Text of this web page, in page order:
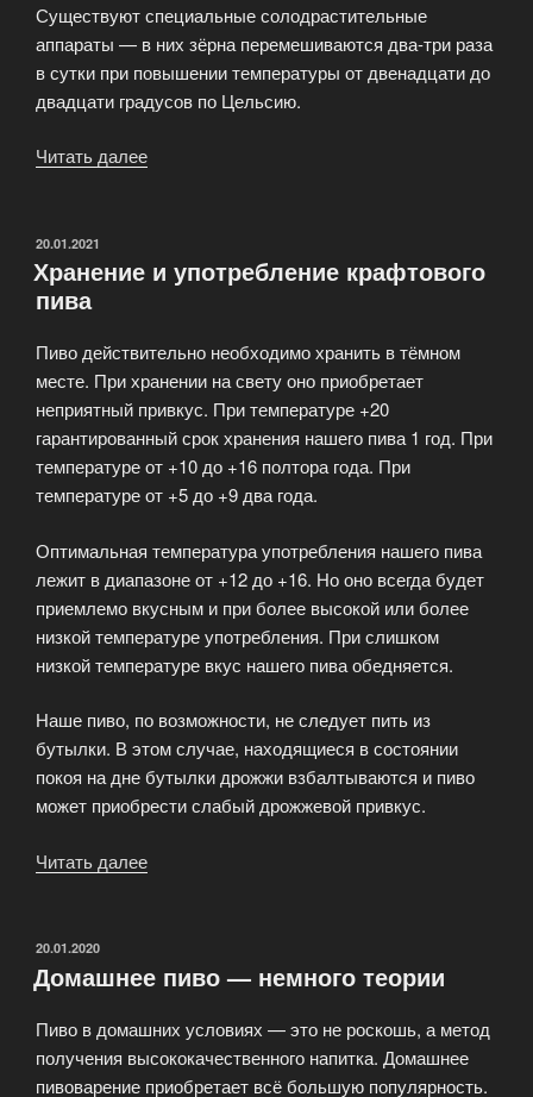
Существуют специальные солодрастительные
аппараты — в них зёрна перемешиваются два-три раза
в сутки при повышении температуры от двенадцати до
двадцати градусов по Цельсию.
Читать далее
(домашнее
ОПУБЛИКОВАНО
20.01.2021
Хранение и употребление крафтового
пива
Пиво действительно необходимо хранить в тёмном
месте. При хранении на свету оно приобретает
неприятный привкус. При температуре +20
гарантированный срок хранения нашего пива 1 год. При
температуре от +10 до +16 полтора года. При
температуре от +5 до +9 два года.
Оптимальная температура употребления нашего пива
лежит в диапазоне от +12 до +16. Но оно всегда будет
приемлемо вкусным и при более высокой или более
низкой температуре употребления. При слишком
низкой температуре вкус нашего пива обедняется.
Наше пиво, по возможности, не следует пить из
бутылки. В этом случае, находящиеся в состоянии
покоя на дне бутылки дрожжи взбалтываются и пиво
может приобрести слабый дрожжевой привкус.
Читать далее
пива»
ОПУБЛИКОВАНО
20.01.2020
Домашнее пиво — немного теории
Пиво в домашних условиях — это не роскошь, а метод
получения высококачественного напитка. Домашнее
пивоварение приобретает всё большую популярность.